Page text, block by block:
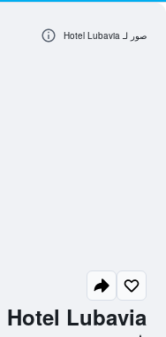
Hotel Lubavia
صور لـ Hotel Lubavia